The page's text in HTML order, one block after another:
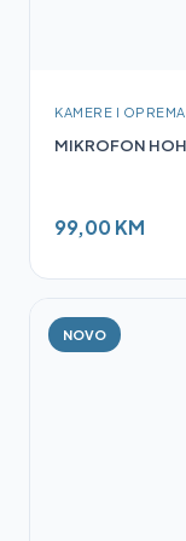
KAMERE I OPREMA
MIKROFON
99,00 KM
NOVO